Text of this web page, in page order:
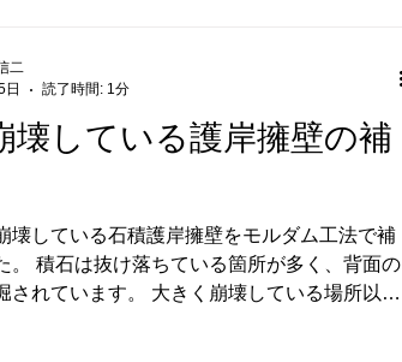
壊している護岸擁壁の補
壊している石積護岸擁壁をモルダム工法で補
。 積石は抜け落ちている箇所が多く、背面の
されています。 大きく崩壊している場所以外
二
日
読了時間: 1分